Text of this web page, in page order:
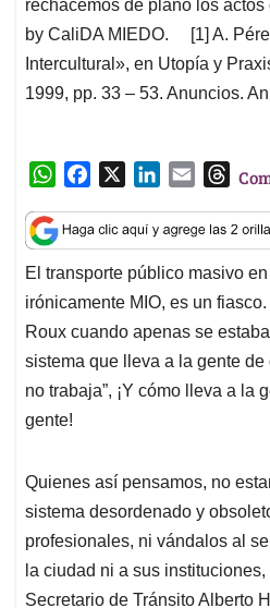
rechacemos de plano los
by CaliDA MIEDO. [1] A.
Intercultural», en Utopía y
1999, pp. 33 – 53. Anuncios.
W
a
t
s
A
p
p
c
e
b
o
o
k
n
k
e
d
I
n
a
i
l
T
r
e
a
d
s
El transporte público masivo
irónicamente MIO, es un
Roux cuando apenas se
sistema que lleva a la gente
no trabaja”, ¡Y cómo lleva a la
gente!
Quienes así pensamos, no
sistema desordenado y
profesionales, ni vándalos al
la ciudad ni a sus instituciones,
Secretario de Tránsito Alberto